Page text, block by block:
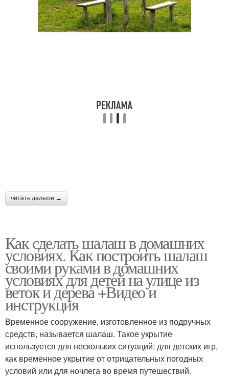
читать дальше →
Как сделать шалаш в домашних
условиях. Как построить шалаш
своими руками в домашних
условиях для детей на улице из
веток и дерева +Видео и
инструкция
Временное сооружение, изготовленное из подручных
средств, называется шалаш. Такое укрытие
используется для нескольких ситуаций: для детских игр,
как временное укрытие от отрицательных погодных
условий или для ночлега во время путешествий.